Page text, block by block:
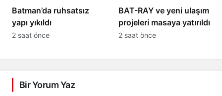
Batman’da ruhsatsız
yapı yıkıldı
2 saat önce
BAT-RAY ve yeni ulaşım
projeleri masaya yatırıldı
2 saat önce
Bir Yorum Yaz